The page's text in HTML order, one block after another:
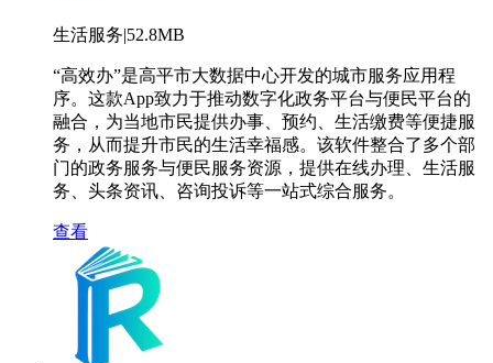
生活服务|52.8MB
“高效办”是高平市大数据中心开发的城市服务应用程
序。这款App致力于推动数字化政务平台与便民平台的
融合，为当地市民提供办事、预约、生活缴费等便捷服
务，从而提升市民的生活幸福感。该软件整合了多个部
门的政务服务与便民服务资源，提供在线办理、生活服
务、头条资讯、咨询投诉等一站式综合服务。
查看